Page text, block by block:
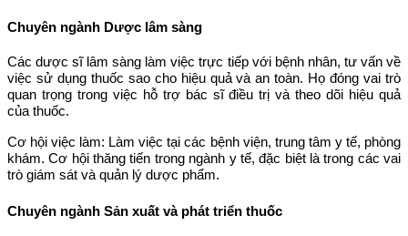
Chuyên ngành Dược lâm sàng
Các dược sĩ lâm sàng làm việc trực tiếp với bệnh nhân, tư vấn về
việc sử dụng thuốc sao cho hiệu quả và an toàn. Họ đóng vai trò
quan trọng trong việc hỗ trợ bác sĩ điều trị và theo dõi hiệu quả
của thuốc.
Cơ hội việc làm: Làm việc tại các bệnh viện, trung tâm y tế, phòng
khám. Cơ hội thăng tiến trong ngành y tế, đặc biệt là trong các vai
trò giám sát và quản lý dược phẩm.
Chuyên ngành Sản xuất và phát triển thuốc